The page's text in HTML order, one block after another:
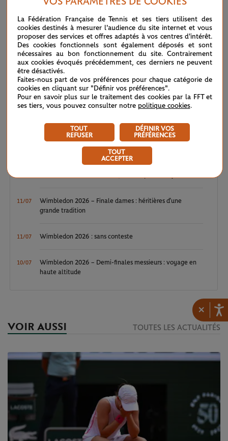
×
LE FIL D'ACTUS
04/08 WTA / ATP : une avalanche de premières
27/07 ATP / WTA : Van Assche et Tagger, la relève couronnée
20/07 ATP / WTA : se souvenir des belles choses
Wimbledon 2026 – Finale messieurs : écrire un peu plus
11/07
Wimbledon 2026 – Finale dames : héritières d’une
grande tradition
11/07 Wimbledon 2026 : sans conteste
10/07
Wimbledon 2026 – Demi-finales messieurs : voyage en
haute altitude
VOIR AUSSI TOUTES LES ACTUALITÉS
La Fédération Française de Tennis et ses tiers utilisent des
cookies destinés à mesurer l'audience du site internet et vous
proposer des services et offres adaptés à vos centres d'intérêt.
Des cookies fonctionnels sont également déposés et sont
nécessaires au bon fonctionnement du site. Contrairement
aux cookies évoqués précédemment, ces derniers ne peuvent
être désactivés.
Faites-nous part de vos préférences pour chaque catégorie de
cookies en cliquant sur "Définir vos préférences".
Pour en savoir plus sur le traitement des cookies par la FFT et
ses tiers, vous pouvez consulter notre politique cookies.
TOUT
REFUSER
DÉFINIR VOS
PRÉFÉRENCES
TOUT
ACCEPTER